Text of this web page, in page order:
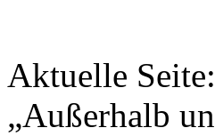
Aktuelle Seite:
„Außerhalb